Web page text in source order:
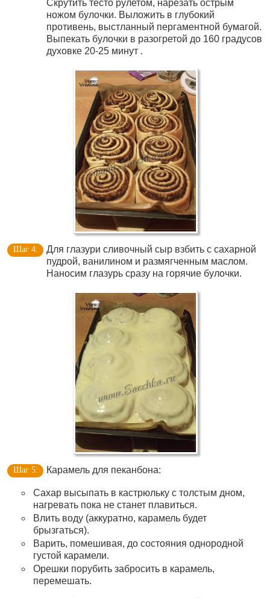
Скрутить тесто рулетом, нарезать острым
ножом булочки. Выложить в глубокий
противень, выстланный пергаментной бумагой.
Выпекать булочки в разогретой до 160 градусов
духовке 20-25 минут .
Для глазури сливочный сыр взбить с сахарной
пудрой, ванилином и размягченным маслом.
Наносим глазурь сразу на горячие булочки.
Карамель для пеканбона:
Сахар высыпать в кастрюльку с толстым дном,
нагревать пока не станет плавиться.
Влить воду (аккуратно, карамель будет
брызгаться).
Варить, помешивая, до состояния однородной
густой карамели.
Орешки порубить забросить в карамель,
перемешать.